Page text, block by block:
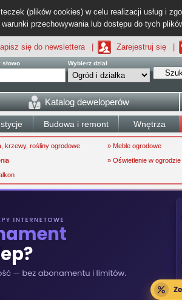
(plików cookies) w celu realizacji usług i
przechowywania lub dostępu do tych
się do newslettera Zarejestruj się
słowo Wybierz dział
Katalog deweloperów
Budowa i remont Wnętrza
krzewy, rośliny ogrodowe » Meble ogrodowe
» Oświetlenie w ogrodzie